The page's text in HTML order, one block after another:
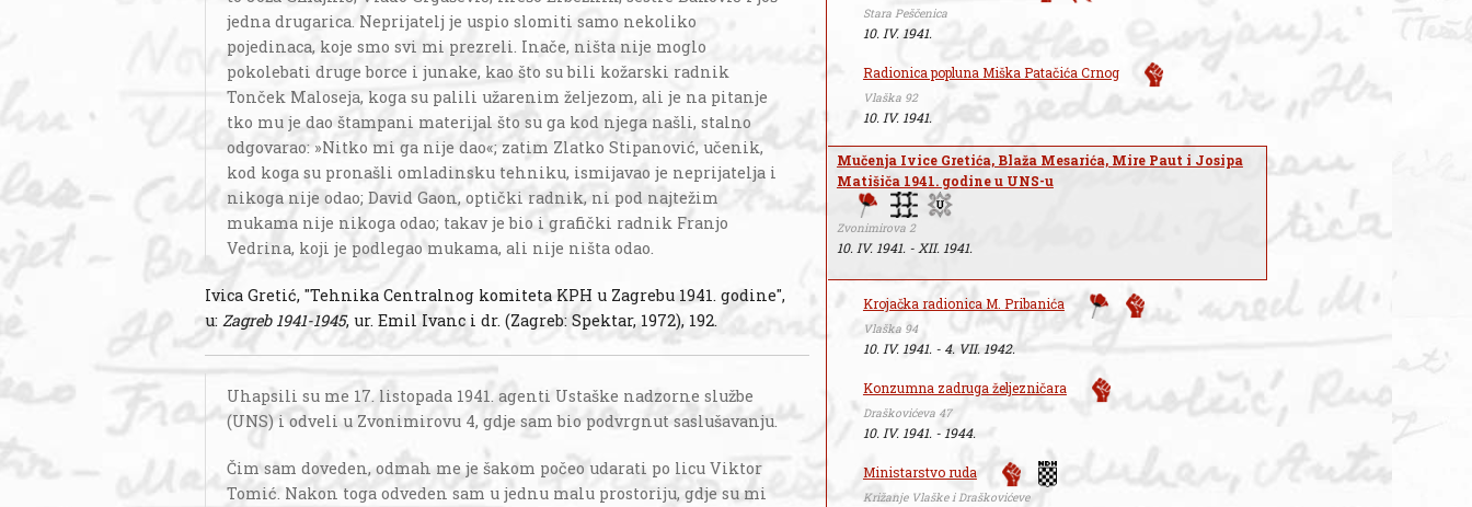
jedna drugarica. Neprijatelj je uspio slomiti samo nekoliko
pojedinaca, koje smo svi mi prezreli. Inače, ništa nije moglo
pokolebati druge borce i junake, kao što su bili kožarski radnik
Tonček Maloseja, koga su palili užarenim željezom, ali je na pitanje
tko mu je dao štampani materijal što su ga kod njega našli, stalno
odgovarao: »Nitko mi ga nije dao«; zatim Zlatko Stipanović, učenik,
kod koga su pronašli omladinsku tehniku, ismijavao je neprijatelja i
nikoga nije odao; David Gaon, optički radnik, ni pod najtežim
mukama nije nikoga odao; takav je bio i grafički radnik Franjo
Vedrina, koji je podlegao mukama, ali nije ništa odao.
Ivica Gretić, "Tehnika Centralnog komiteta KPH u Zagrebu 1941. godine",
u: Zagreb 1941-1945, ur. Emil Ivanc i dr. (Zagreb: Spektar, 1972), 192.
Uhapsili su me 17. listopada 1941. agenti Ustaške nadzorne službe
(UNS) i odveli u Zvonimirovu 4, gdje sam bio podvrgnut saslušavanju.
Čim sam doveden, odmah me je šakom počeo udarati po licu Viktor
Tomić. Nakon toga odveden sam u jednu malu prostoriju, gdje su mi
Stara Peščenica
10. IV. 1941.
Radionica popluna Miška Patačića Crnog
Vlaška 92
10. IV. 1941.
Mučenja Ivice Gretića, Blaža Mesarića, Mire Paut i Josipa
Matišiča 1941. godine u UNS-u
Zvonimirova 2
10. IV. 1941. - XII. 1941.
Krojačka radionica M. Pribanića
Vlaška 94
10. IV. 1941. - 4. VII. 1942.
Konzumna zadruga željezničara
Draškovićeva 47
10. IV. 1941. - 1944.
Ministarstvo ruda
Križanje Vlaške i Draškovićeve